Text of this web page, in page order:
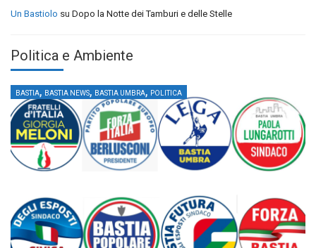
Un Bastiolo su Dopo la Notte dei Tamburi e delle Stelle
Politica e Ambiente
BASTIA, BASTIA NEWS, BASTIA UMBRA, POLITICA